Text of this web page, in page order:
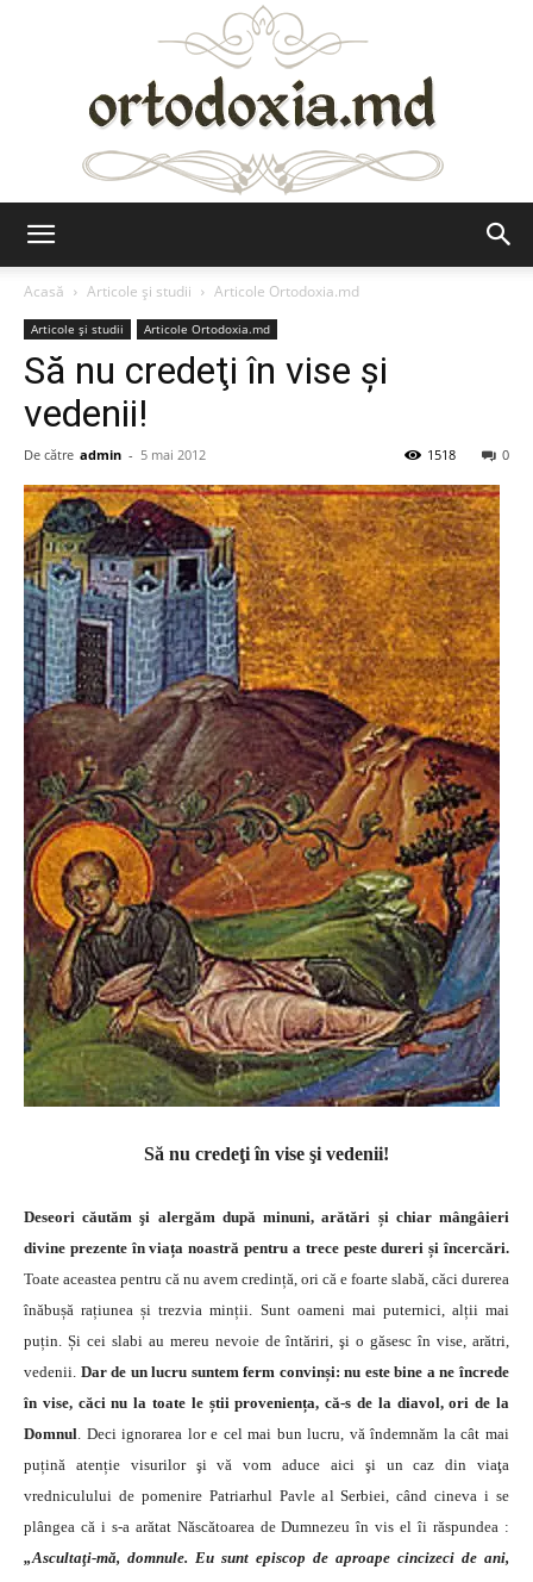
Acasă
Articole şi studii Articole Ortodoxia.md
Articole şi studii Articole Ortodoxia.md
Să nu credeţi în vise şi
vedenii!
De către admin - 5 mai 2012 0
1518
Să nu credeţi în vise şi vedenii!
Deseori căutăm şi alergăm după minuni, arătări și chiar mângâieri
divine prezente în viața noastră pentru a trece peste dureri și încercări.
Toate aceastea pentru că nu avem credință, ori că e foarte slabă, căci durerea
înăbușă rațiunea și trezvia minții. Sunt oameni mai puternici, alții mai
puțin. Și cei slabi au mereu nevoie de întăriri, şi o găsesc în vise, arătri,
vedenii. Dar de un lucru suntem ferm convinși: nu este bine a ne încrede
în vise, căci nu la toate le știi proveniența, că-s de la diavol, ori de la
Domnul. Deci ignorarea lor e cel mai bun lucru, vă îndemnăm la cât mai
puțină atenție visurilor şi vă vom aduce aici şi un caz din viaţa
vredniculului de pomenire Patriarhul Pavle al Serbiei, când cineva i se
plângea că i s-a arătat Născătoarea de Dumnezeu în vis el îi răspundea :
„Ascultaţi-mă, domnule. Eu sunt episcop de aproape cincizeci de ani,